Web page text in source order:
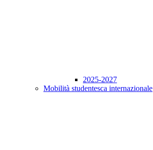
2025-2027
Mobilità studentesca internazionale